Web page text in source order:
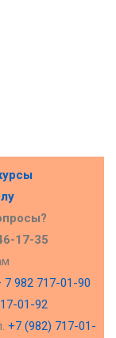
17-35
7 982 717-01-90
01-92
+7 (982) 717-01-